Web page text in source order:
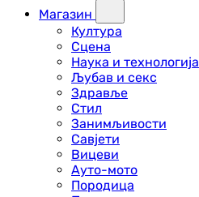
Магазин
Култура
Сцена
Наука и технологија
Љубав и секс
Здравље
Стил
Занимљивости
Савјети
Вицеви
Ауто-мото
Породица